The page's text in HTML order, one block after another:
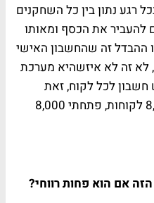
רגע נתון בין כל השחקנים
10 ימי עסקים להעביר את הכסף ומאותו
ההבדל זה שהחשבון האישי
לא זה לא איזשהיא מערכת
לכל לקוח, זאת
אומרת שאם למשל יש לי 8,000 לקוחות, פתחתי 8,000
אם הוא פחות רווחי?